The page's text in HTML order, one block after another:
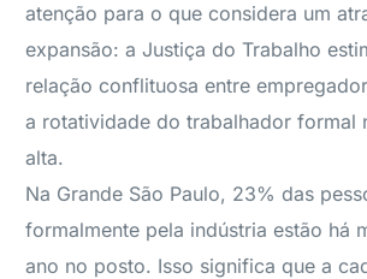
atenção para o que considera um
expansão: a Justiça do Trabalho
relação conflituosa entre
a rotatividade do trabalhador formal
alta.
Na Grande São Paulo, 23% das
formalmente pela indústria estão há
ano no posto. Isso significa que a